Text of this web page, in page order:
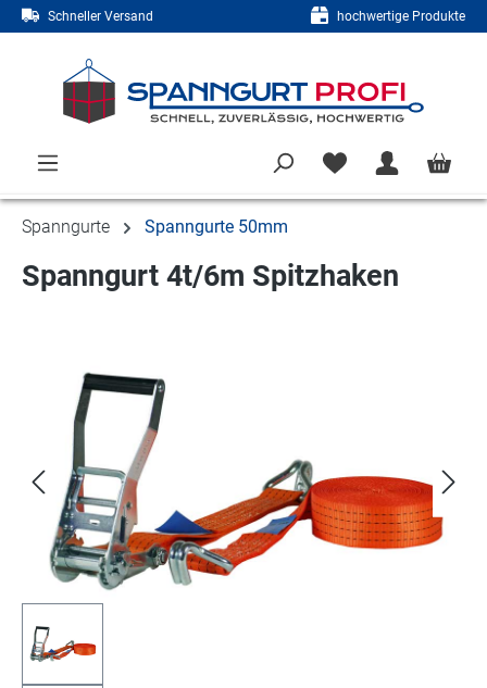
Zum Hauptinhalt springen
Schneller Versand hochwertige Produkte
Spanngurte Spanngurte 50mm
Spanngurt 4t/6m Spitzhaken
Bildergalerie überspringen